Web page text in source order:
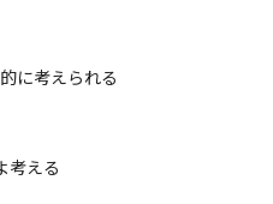
に考えられる
考える